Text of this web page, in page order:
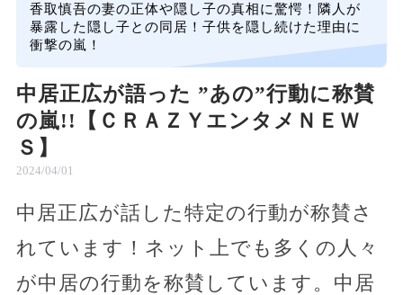
香取慎吾の妻の正体や隠し子の真相に驚愕！隣人が
暴露した隠し子との同居！子供を隠し続けた理由に
衝撃の嵐！
中居正広が語った ”あの”行動に称賛
の嵐!!【ＣＲＡＺＹエンタメＮＥＷ
Ｓ】
2024/04/01
中居正広が話した特定の行動が称賛さ
れています！ネット上でも多くの人々
が中居の行動を称賛しています。中居